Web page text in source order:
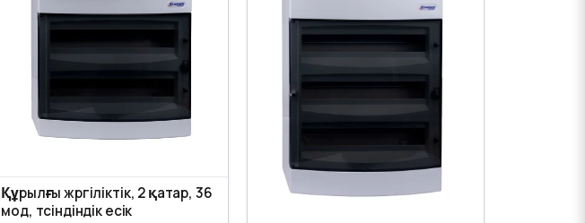
Құрылғы жүргіліктік, 2 қатар, 36
мод, түсіндіндік есік